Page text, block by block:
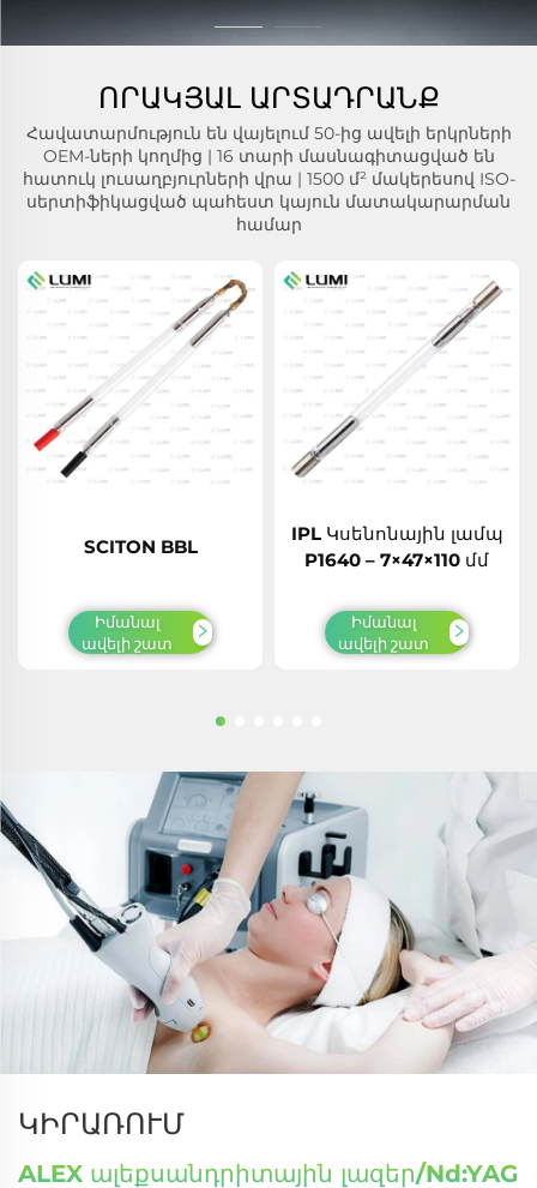
ՈՐԱԿՅԱԼ ԱՐՏԱԴՐԱՆՔ
Հավատարմություն են վայելում 50-ից ավելի երկրների
OEM-ների կողմից | 16 տարի մասնագիտացված են
հատուկ լուսաղբյուրների վրա | 1500 մ² մակերեսով ISO-
սերտիֆիկացված պահեստ կայուն մատակարարման
համար
SCITON BBL
Իմանալ
ավելի շատ
IPL Կսենոնային լամպ
P1640 – 7×47×110 մմ
Իմանալ
ավելի շատ
ԿԻՐԱՌՈՒՄ
ALEX ալեքսանդրիտային լազեր/Nd:YAG